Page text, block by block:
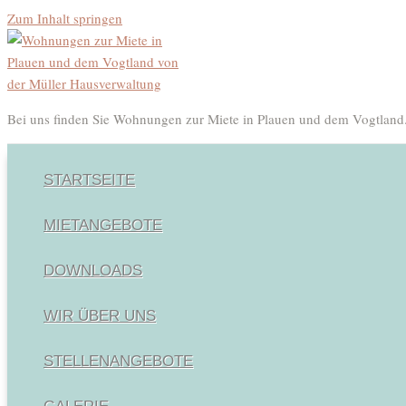
Zum Inhalt springen
Bei uns finden Sie Wohnungen zur Miete in Plauen und dem
STARTSEITE
MIETANGEBOTE
DOWNLOADS
WIR ÜBER UNS
STELLENANGEBOTE